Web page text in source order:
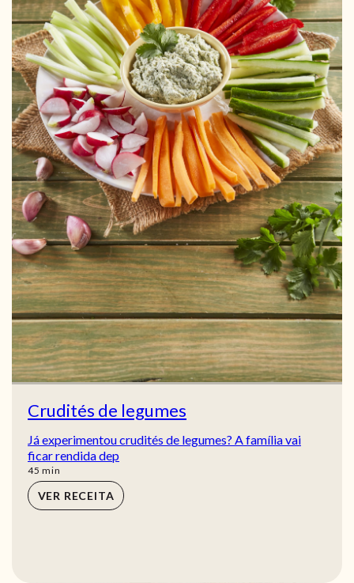
Crudités de legumes
Já experimentou crudités de legumes? A família vai
ficar rendida dep
45 min
min
VER RECEITA